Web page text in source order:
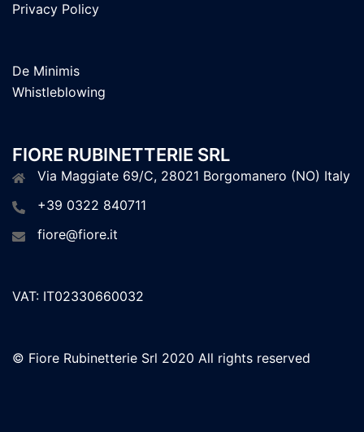
Privacy Policy
De Minimis
Whistleblowing
FIORE RUBINETTERIE SRL
Via Maggiate 69/C, 28021 Borgomanero (NO) Italy
+39 0322 840711
fiore@fiore.it
VAT: IT02330660032
© Fiore Rubinetterie Srl 2020 All rights reserved